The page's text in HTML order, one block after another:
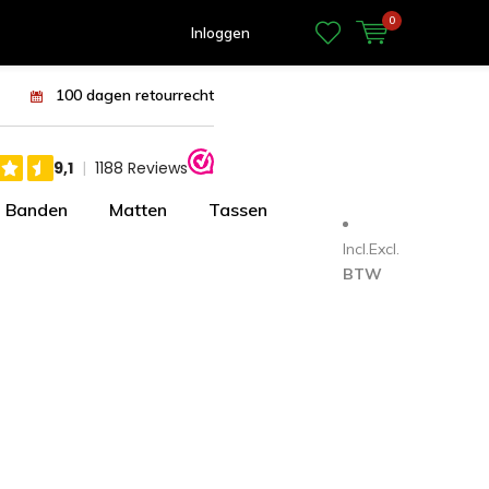
Inloggen
0
100 dagen retourrecht
Banden Matten Tassen
Incl.Excl.
BTW